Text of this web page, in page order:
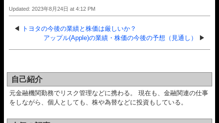
Updated: 2023年8月24日 at 4:12 PM
◀
トヨタの今後の業績と株価は厳しいか？
アップル(Apple)の業績・株価の今後の予想（見通し）
▶
自己紹介
元金融機関勤務でリスク管理などに携わる。 現在も、金融関連の仕事
をしながら、個人としても、株や為替などに投資もしている。